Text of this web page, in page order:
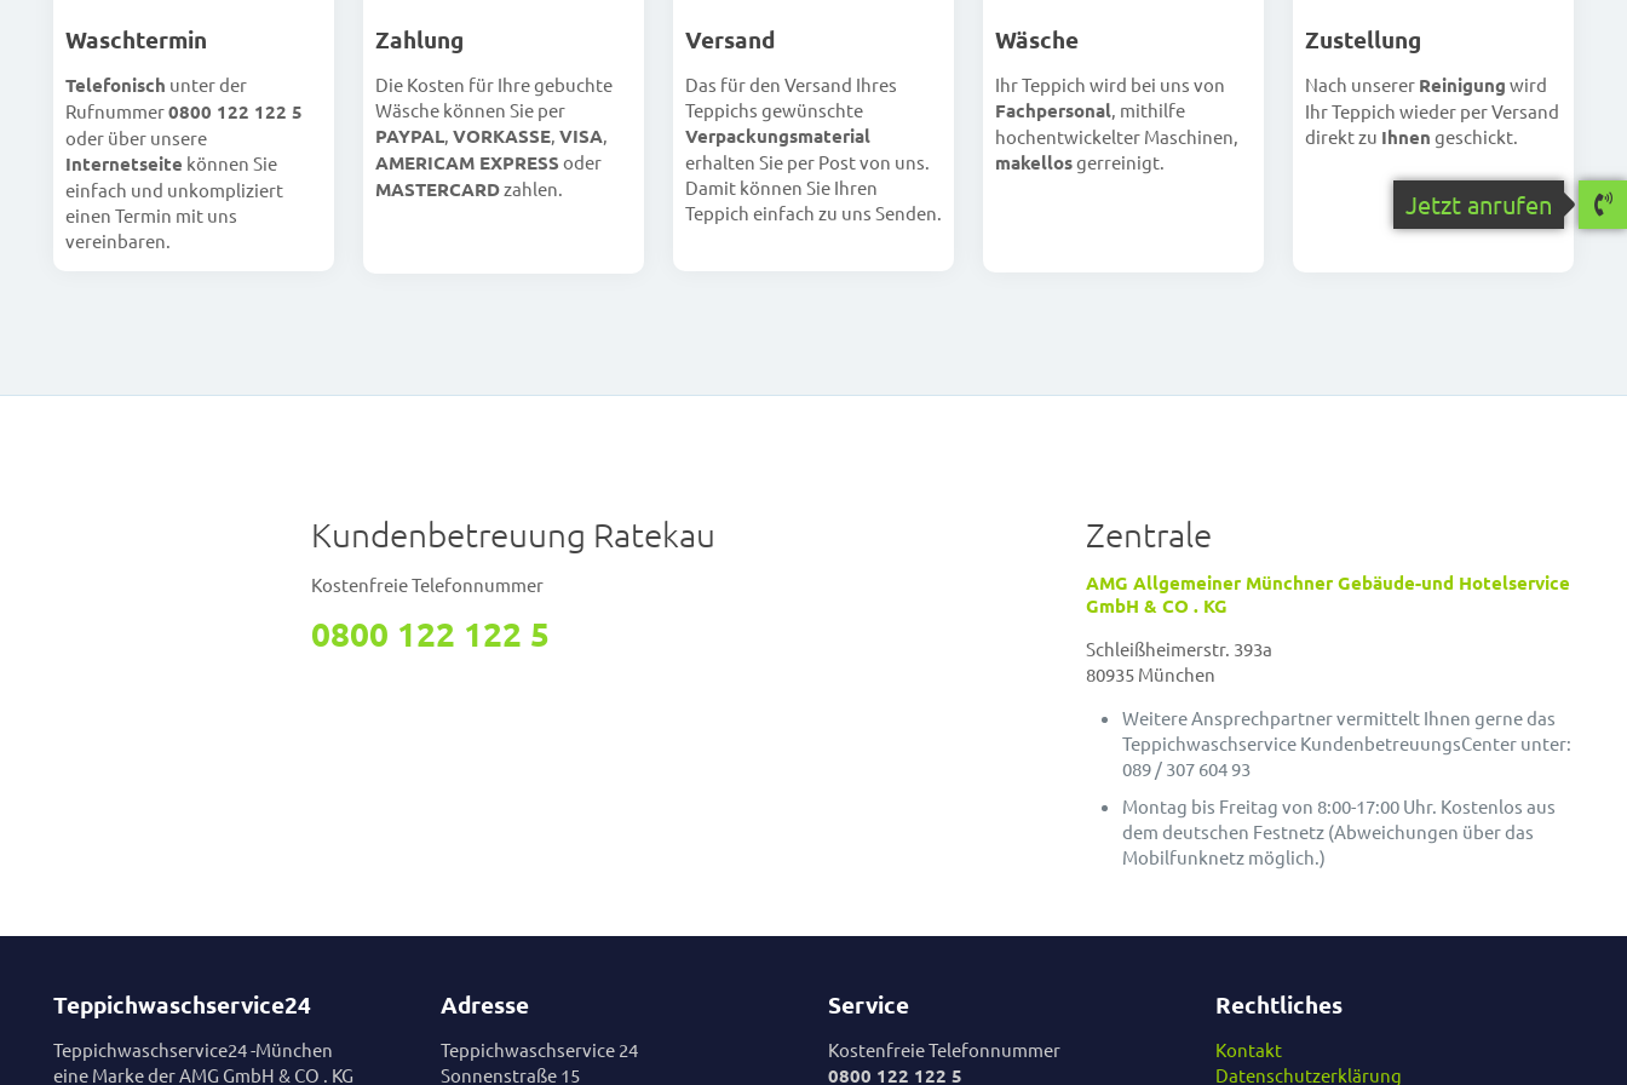
Waschtermin
Telefonisch unter der
Rufnummer0800 122 122 5
oder über unsere
Internetseite können Sie
einfach und unkompliziert
einen Termin mit uns
vereinbaren.
Zahlung
Die Kosten für Ihre gebuchte
Wäsche können Sie per
PAYPAL, VORKASSE, VISA,
AMERICAM EXPRESS oder
MASTERCARDzahlen.
Versand
Das für den Versand Ihres
Teppichs gewünschte
Verpackungsmaterial
erhalten Sie per Post von uns.
Damit können Sie Ihren
Teppich einfach zu uns Senden.
Wäsche
Ihr Teppich wird bei uns von
Fachpersonal, mithilfe
hochentwickelter Maschinen,
makellosgerreinigt.
Zustellung
Nach unserer Reinigung wird
Ihr Teppich wieder per Versand
direkt zu Ihnen geschickt.
Kundenbetreuung Ratekau
Kostenfreie Telefonnummer
0800 122 122 5
Zentrale
AMG Allgemeiner Münchner Gebäude-und Hotelservice
GmbH & CO . KG
Schleißheimerstr. 393a
80935 München
Weitere Ansprechpartner vermittelt Ihnen gerne das
Teppichwaschservice KundenbetreuungsCenter unter:
089 / 307 604 93
Montag bis Freitag von 8:00-17:00 Uhr. Kostenlos aus
dem deutschen Festnetz (Abweichungen über das
Mobilfunknetz möglich.)
Teppichwaschservice24
Teppichwaschservice24 -München
eine Marke der AMG GmbH & CO . KG
Adresse
Teppichwaschservice 24
Sonnenstraße 15
Service
Kostenfreie Telefonnummer
0800 122 122 5
Rechtliches
Kontakt
Datenschutzerklärung
Jetzt anrufen